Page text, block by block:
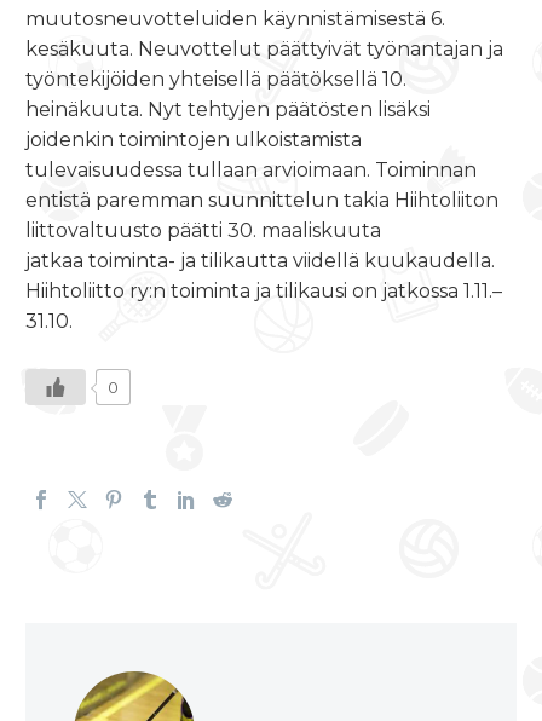
muutosneuvotteluiden käynnistämisestä 6.
kesäkuuta. Neuvottelut päättyivät työnantajan ja
työntekijöiden yhteisellä päätöksellä 10.
heinäkuuta. Nyt tehtyjen päätösten lisäksi
joidenkin toimintojen ulkoistamista
tulevaisuudessa tullaan arvioimaan. Toiminnan
entistä paremman suunnittelun takia Hiihtoliiton
liittovaltuusto päätti 30. maaliskuuta
jatkaa toiminta- ja tilikautta viidellä kuukaudella.
Hiihtoliitto ry:n toiminta ja tilikausi on jatkossa 1.11.–
31.10.
0